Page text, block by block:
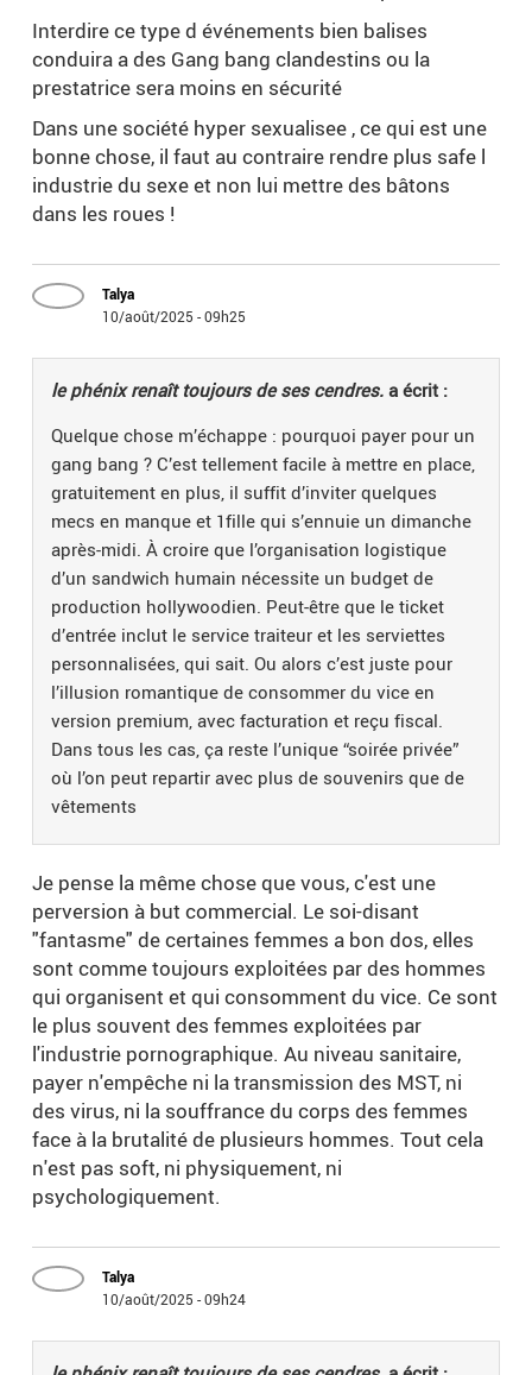
Interdire ce type d événements bien balises
conduira a des Gang bang clandestins ou la
prestatrice sera moins en sécurité
Dans une société hyper sexualisee , ce qui est une
bonne chose, il faut au contraire rendre plus safe l
industrie du sexe et non lui mettre des bâtons
dans les roues !
Talya
10/août/2025 - 09h25
le phénix renaît toujours de ses cendres. a écrit :
Quelque chose m’échappe : pourquoi payer pour un
gang bang ? C’est tellement facile à mettre en place,
gratuitement en plus, il suffit d’inviter quelques
mecs en manque et 1fille qui s’ennuie un dimanche
après-midi. À croire que l’organisation logistique
d’un sandwich humain nécessite un budget de
production hollywoodien. Peut-être que le ticket
d’entrée inclut le service traiteur et les serviettes
personnalisées, qui sait. Ou alors c’est juste pour
l’illusion romantique de consommer du vice en
version premium, avec facturation et reçu fiscal.
Dans tous les cas, ça reste l’unique “soirée privée”
où l’on peut repartir avec plus de souvenirs que de
vêtements
Je pense la même chose que vous, c'est une
perversion à but commercial. Le soi-disant
"fantasme" de certaines femmes a bon dos, elles
sont comme toujours exploitées par des hommes
qui organisent et qui consomment du vice. Ce sont
le plus souvent des femmes exploitées par
l'industrie pornographique. Au niveau sanitaire,
payer n'empêche ni la transmission des MST, ni
des virus, ni la souffrance du corps des femmes
face à la brutalité de plusieurs hommes. Tout cela
n'est pas soft, ni physiquement, ni
psychologiquement.
Talya
10/août/2025 - 09h24